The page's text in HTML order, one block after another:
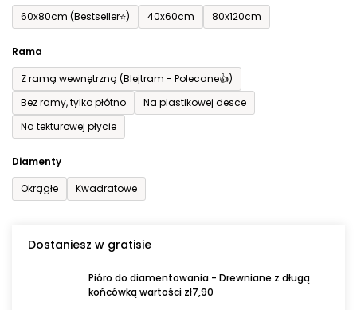
60x80cm (Bestseller⭐)
40x60cm 80x120cm
Rama
Z ramą wewnętrzną (Blejtram - Polecane👍)
Bez ramy, tylko płótno
Na plastikowej desce
Na tekturowej płycie
Diamenty
Okrągłe
Kwadratowe
Dostaniesz w gratisie
Pióro do diamentowania - Drewniane z długą
końcówką wartości zł7,90